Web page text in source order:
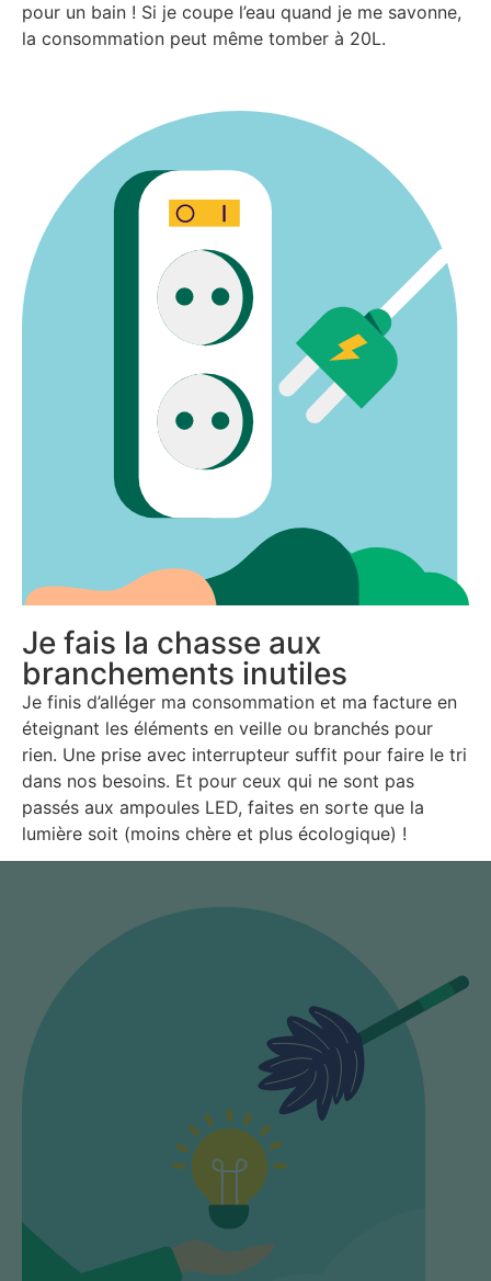
pour un bain ! Si je coupe l’eau quand je me savonne,
la consommation peut même tomber à 20L.
Je fais la chasse aux
branchements inutiles
Je finis d’alléger ma consommation et ma facture en
éteignant les éléments en veille ou branchés pour
rien. Une prise avec interrupteur suffit pour faire le tri
dans nos besoins. Et pour ceux qui ne sont pas
passés aux ampoules LED, faites en sorte que la
lumière soit (moins chère et plus écologique) !